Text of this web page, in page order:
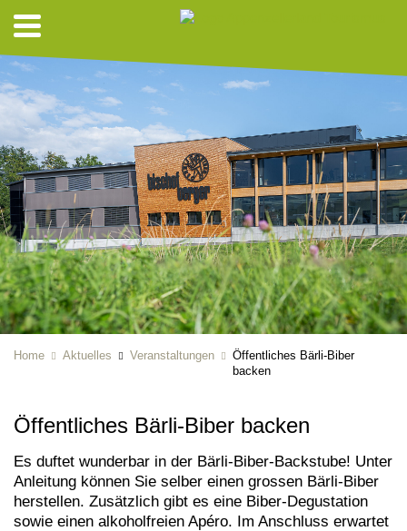
Home Aktuelles Veranstaltungen
Öffentliches Bärli-Biber
backen
Öffentliches Bärli-Biber backen
Es duftet wunderbar in der Bärli-Biber-Backstube! Unter
Anleitung können Sie selber einen grossen Bärli-Biber
herstellen. Zusätzlich gibt es eine Biber-Degustation
sowie einen alkoholfreien Apéro. Im Anschluss erwartet